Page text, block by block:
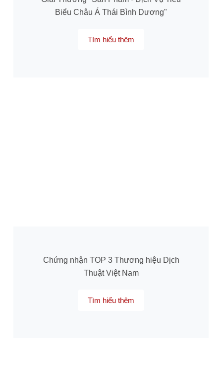
Biểu Châu Á Thái Bình Dương"
Tìm hiểu thêm
Chứng nhận TOP 3 Thương hiệu Dịch
Thuật Việt Nam
Tìm hiểu thêm